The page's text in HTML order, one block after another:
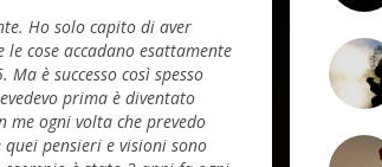
Ho solo capito di aver
cose accadano esattamente
è successo così spesso
prima è diventato
ogni volta che prevedo
pensieri e visioni sono